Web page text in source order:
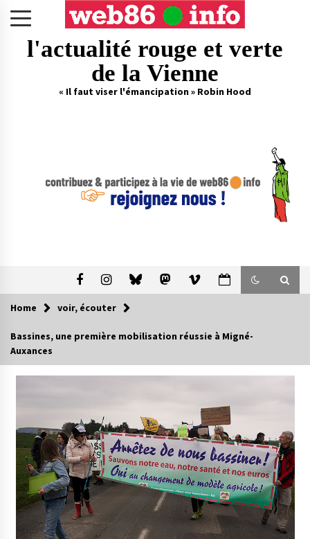
l'actualité rouge et verte
de la Vienne
« Il faut viser l'émancipation » Robin Hood
Home voir, écouter
Bassines, une première mobilisation réussie à Migné-
Auxances